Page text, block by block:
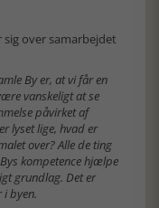
over samarbejdet
By er, at vi får en
vanskeligt at se
påvirket af
lyset lige, hvad er
over? Alle de ting
kompetence hjælpe
grundlag. Det er
byen.